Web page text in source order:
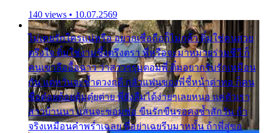
140 views • 10.07.2569
ไม่เคยรักใครแน่หรือ อยากเชื่อถือก็ไม่กล้า ติ๋มใช่คนสวย
ตรึงใจ ติ๋มใช่งามซึ้งตรึงตรา พี่หรือจะมาหมายร่วมชีวี ก็
คนเขาลืออื้อฉาว ว่าสาวๆรุมตอมพี่ ติ๋มอยากรับรักเหมือน
กัน แต่หวั่นจะช้ำดวงฤดี กลัวแฟนของพี่ชี้หน้าด่าทอ ก็คน
ชื่อต๋อยต้อยตุ้มตุ๋ยต่าย พี่ยังลืมได้ง่ายๆเลยหนอ แค่ตัวเรา
สาวบ้านนา แสนจะซอมซ่อ ขืนรักขืนรอคงช้ำสักวัน ถ้า
จริงเหมือนคำพร่ำเฉลย พี่อย่าเฉยรีบมาหมั้น ถ้าพี่สู่ขอ